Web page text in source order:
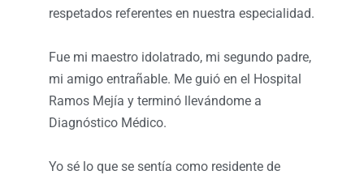
respetados referentes en nuestra especialidad.
Fue mi maestro idolatrado, mi segundo padre,
mi amigo entrañable. Me guió en el Hospital
Ramos Mejía y terminó llevándome a
Diagnóstico Médico.
Yo sé lo que se sentía como residente de